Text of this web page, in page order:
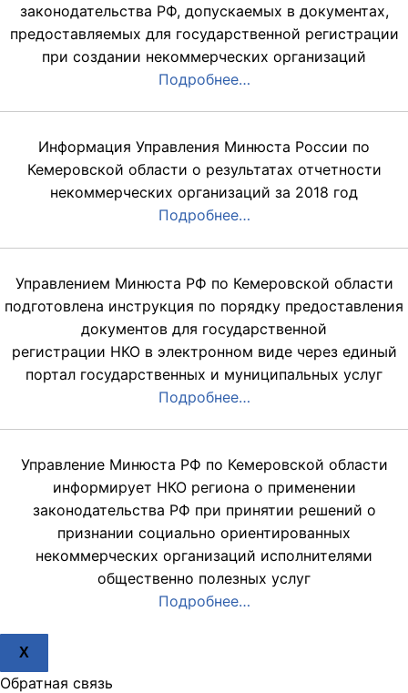
законодательства РФ, допускаемых в документах,
предоставляемых для государственной регистрации
при создании некоммерческих организаций
Подробнее…
Информация Управления Минюста России по
Кемеровской области о результатах отчетности
некоммерческих организаций за 2018 год
Подробнее…
Управлением Минюста РФ по Кемеровской области
подготовлена инструкция по порядку предоставления
документов для государственной
регистрации НКО в электронном виде через единый
портал государственных и муниципальных услуг
Подробнее…
Управление Минюста РФ по Кемеровской области
информирует НКО региона о применении
законодательства РФ при принятии решений о
признании социально ориентированных
некоммерческих организаций исполнителями
общественно полезных услуг
Подробнее…
X
Обратная связь